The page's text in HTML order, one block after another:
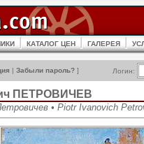
КАТАЛОГ ЦЕН ГАЛЕРЕЯ
| Забыли пароль? ] Логин:
ПЕТРОВИЧЕВ
• Piotr Ivanovich